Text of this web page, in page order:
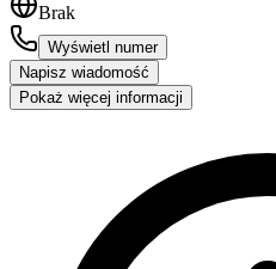
Brak
Wyświetl numer
Napisz wiadomość
Pokaż więcej informacji